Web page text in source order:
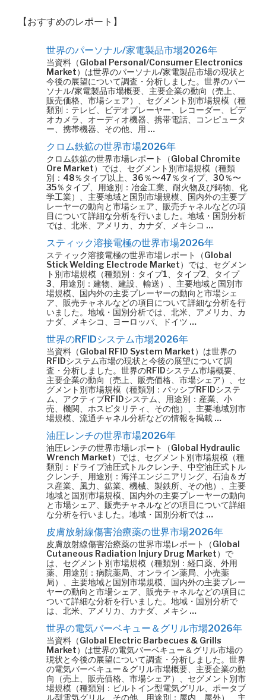
【おすすめのレポート】
世界のパーソナル/家電製品市場2026年
当資料（Global Personal/Consumer Electronics
Market）は世界のパーソナル/家電製品市場の現状と
今後の展望について調査・分析しました。世界のパー
ソナル/家電製品市場概要、主要企業の動向（売上、
販売価格、市場シェア）、セグメント別市場規模（種
類別：テレビ、ビデオプレーヤー、レコーダー、ビデ
オカメラ、オーディオ機器、携帯電話、コンピュータ
ー、携帯機器、その他、用 …
クロム鉄鉱の世界市場2026年
クロム鉄鉱の世界市場レポート（Global Chromite
Ore Market）では、セグメント別市場規模（種類
別：48％タイプ以上、36％〜47％タイプ、30％〜
35％タイプ、用途別：冶金工業、耐火物及び鋳物、化
学工業）、主要地域と国別市場規模、国内外の主要プ
レーヤーの動向と市場シェア、販売チャネルなどの項
目について詳細な分析を行いました。地域・国別分析
では、北米、アメリカ、カナダ、メキシコ …
スティック溶接電極の世界市場2026年
スティック溶接電極の世界市場レポート（Global
Stick Welding Electrode Market）では、セグメン
ト別市場規模（種類別：タイプ1、タイプ2、タイプ
3、用途別：建物、建設、輸送）、主要地域と国別市
場規模、国内外の主要プレーヤーの動向と市場シェ
ア、販売チャネルなどの項目について詳細な分析を行
いました。地域・国別分析では、北米、アメリカ、カ
ナダ、メキシコ、ヨーロッパ、ドイツ …
世界のRFIDシステム市場2026年
当資料（Global RFID System Market）は世界の
RFIDシステム市場の現状と今後の展望について調
査・分析しました。世界のRFIDシステム市場概要、
主要企業の動向（売上、販売価格、市場シェア）、セ
グメント別市場規模（種類別：パッシブRFIDシステ
ム、アクティブRFIDシステム、用途別：産業、小
売、機関、ホスピタリティ、その他）、主要地域別市
場規模、流通チャネル分析などの情報を掲載 …
油圧レンチの世界市場2026年
油圧レンチの世界市場レポート（Global Hydraulic
Wrench Market）では、セグメント別市場規模（種
類別：ドライブ油圧式トルクレンチ、中空油圧式トル
クレンチ、用途別：海洋エンジニアリング、石油＆ガ
ス産業、風力、鉱業、機械、製鉄所、その他）、主要
地域と国別市場規模、国内外の主要プレーヤーの動向
と市場シェア、販売チャネルなどの項目について詳細
な分析を行いました。地域・国別分析では …
皮膚放射線傷害治療薬の世界市場2026年
皮膚放射線傷害治療薬の世界市場レポート（Global
Cutaneous Radiation Injury Drug Market）で
は、セグメント別市場規模（種類別：経口薬、外用
薬、用途別：病院薬局、オンライン薬局、小売薬
局）、主要地域と国別市場規模、国内外の主要プレー
ヤーの動向と市場シェア、販売チャネルなどの項目に
ついて詳細な分析を行いました。地域・国別分析で
は、北米、アメリカ、カナダ、メキシ …
世界の電気バーベキュー＆グリル市場2026年
当資料（Global Electric Barbecues & Grills
Market）は世界の電気バーベキュー＆グリル市場の
現状と今後の展望について調査・分析しました。世界
の電気バーベキュー＆グリル市場概要、主要企業の動
向（売上、販売価格、市場シェア）、セグメント別市
場規模（種類別：ビルトイン型電気グリル、ポータブ
ル型電気グリル、その他、用途別：屋内、屋外）、主